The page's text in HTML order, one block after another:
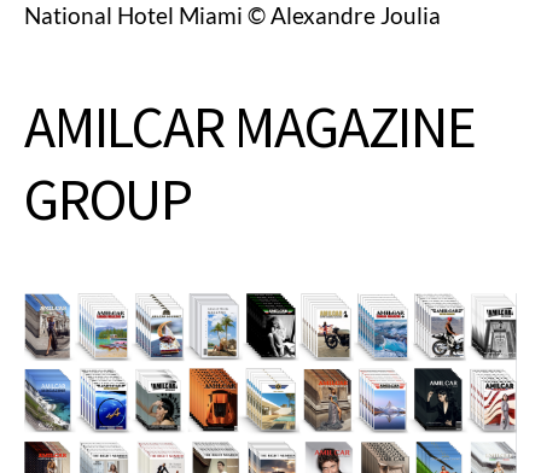
National Hotel Miami © Alexandre Joulia
AMILCAR MAGAZINE
GROUP